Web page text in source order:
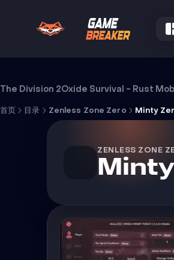
The Division 2Oxide Survival - Rust
首页 目录 Zenless Zone Zero Minty
ZENLESS ZONE